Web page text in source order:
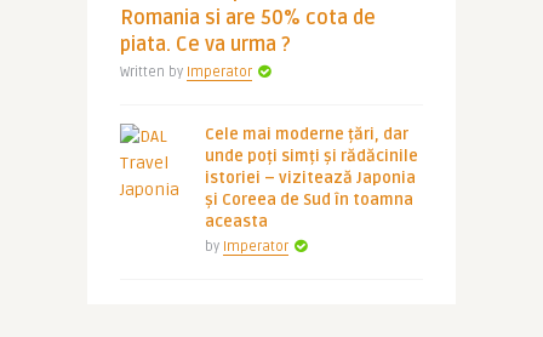
Romania si are 50% cota de
piata. Ce va urma ?
Written by Imperator
Cele mai moderne țări, dar
unde poți simți și rădăcinile
istoriei – vizitează Japonia
și Coreea de Sud în toamna
aceasta
by Imperator